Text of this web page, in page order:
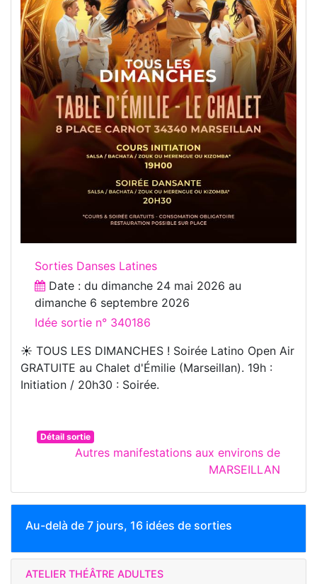
Sorties Danses Latines
Date : du dimanche 24 mai 2026 au
dimanche 6 septembre 2026
Idée sortie n° 340186
☀️ TOUS LES DIMANCHES ! Soirée Latino Open Air
GRATUITE au Chalet d'Émilie (Marseillan). 19h :
Initiation / 20h30 : Soirée.
Détail sortie
Autres manifestations aux environs de
MARSEILLAN
Au-delà de 7 jours, 16 idées de sorties
ATELIER THÉÂTRE ADULTES